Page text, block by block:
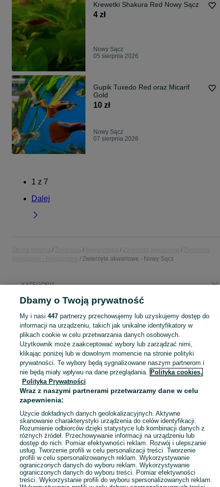
Krewetki Shakura Red Nowy Sącz
4 zł
Nowy Sącz
05 sierpnia 2026
Gupik Tuxedo Red oraz Micarif
Gold
10 zł
Nowy Sącz
07 sierpnia 2026
1 z 7
Dalej
Zwierzęta akwariowe - Nowy Sącz
KATEGORIA
Popularne wyszukiwania
razbora borneańska
Zobacz
Mapa kategorii
Mapa miejscowości
Mapa ministron
Popularne wyszukiwania
Dbamy o Twoją prywatność
My i nasi 447partnerzy przechowujemy lub uzyskujemy dostęp do
informacji na urządzeniu, takich jak unikalne identyfikatory w
plikach cookie w celu przetwarzania danych osobowych.
Użytkownik może zaakceptować wybory lub zarządzać nimi,
klikając poniżej lub w dowolnym momencie na stronie polityki
prywatności. Te wybory będą sygnalizowane naszym partnerom i
nie będą miały wpływu na dane przeglądania. Polityka cookies,
Polityka Prywatności
Wraz z naszymi partnerami przetwarzamy dane w celu
zapewnienia:
Użycie dokładnych danych geolokalizacyjnych. Aktywne
skanowanie charakterystyki urządzenia do celów identyfikacji.
Rozumienie odbiorców dzięki statystyce lub kombinacji danych z
różnych źródeł. Przechowywanie informacji na urządzeniu lub
dostęp do nich. Pomiar efektywności reklam. Rozwój i ulepszanie
usług. Tworzenie profili w celu personalizacji treści. Tworzenie
profili w celu spersonalizowanych reklam. Wykorzystywanie
ograniczonych danych do wyboru reklam. Wykorzystywanie
ograniczonych danych do wyboru treści. Pomiar efektywności
treści. Wykorzystanie profili do wyboru spersonalizowanych reklam.